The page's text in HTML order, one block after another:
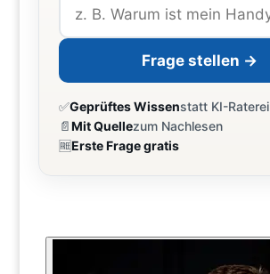
Frage stellen →
✅Geprüftes Wissenstatt KI-Raterei
📄Mit Quellezum Nachlesen
🆓Erste Frage gratis